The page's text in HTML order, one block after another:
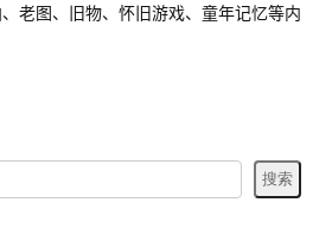
老图、旧物、怀旧游戏、童年记忆等内